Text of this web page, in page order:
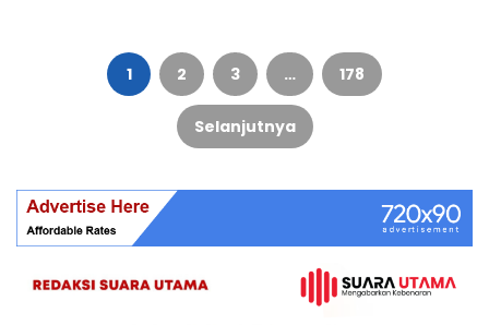
Paginasi
1 2 3 … 178
Selanjutnya